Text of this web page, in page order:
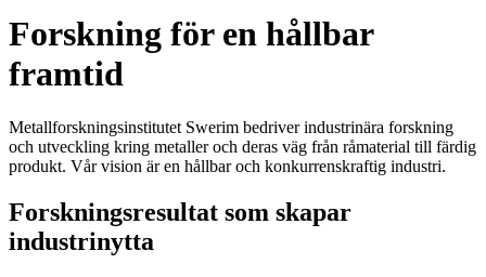
Forskning för en hållbar
framtid
Metallforskningsinstitutet Swerim bedriver industrinära forskning
och utveckling kring metaller och deras väg från råmaterial till färdig
produkt. Vår vision är en hållbar och konkurrenskraftig industri.
Forskningsresultat som skapar
industrinytta